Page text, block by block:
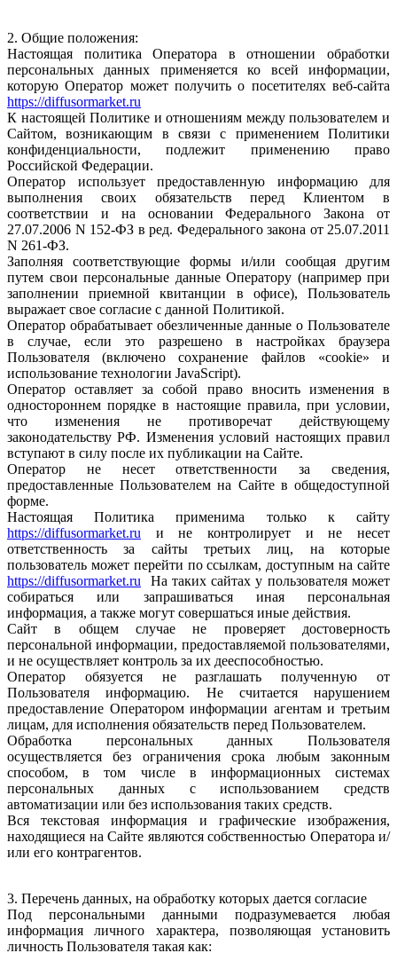
2. Общие положения:
Настоящая политика Оператора в отношении обработки
персональных данных применяется ко всей информации,
которую Оператор может получить о посетителях веб-сайта
https://diffusormarket.ru
К настоящей Политике и отношениям между пользователем и
Сайтом, возникающим в связи с применением Политики
конфиденциальности, подлежит применению право
Российской Федерации.
Оператор использует предоставленную информацию для
выполнения своих обязательств перед Клиентом в
соответствии и на основании Федерального Закона от
27.07.2006 N 152-ФЗ в ред. Федерального закона от 25.07.2011
N 261-ФЗ.
Заполняя соответствующие формы и/или сообщая другим
путем свои персональные данные Оператору (например при
заполнении приемной квитанции в офисе), Пользователь
выражает свое согласие с данной Политикой.
Оператор обрабатывает обезличенные данные о Пользователе
в случае, если это разрешено в настройках браузера
Пользователя (включено сохранение файлов «cookie» и
использование технологии JavaScript).
Оператор оставляет за собой право вносить изменения в
одностороннем порядке в настоящие правила, при условии,
что изменения не противоречат действующему
законодательству РФ. Изменения условий настоящих правил
вступают в силу после их публикации на Сайте.
Оператор не несет ответственности за сведения,
предоставленные Пользователем на Сайте в общедоступной
форме.
Настоящая Политика применима только к сайту
https://diffusormarket.ru и не контролирует и не несет
ответственность за сайты третьих лиц, на которые
пользователь может перейти по ссылкам, доступным на сайте
https://diffusormarket.ru На таких сайтах у пользователя может
собираться или запрашиваться иная персональная
информация, а также могут совершаться иные действия.
Сайт в общем случае не проверяет достоверность
персональной информации, предоставляемой пользователями,
и не осуществляет контроль за их дееспособностью.
Оператор обязуется не разглашать полученную от
Пользователя информацию. Не считается нарушением
предоставление Оператором информации агентам и третьим
лицам, для исполнения обязательств перед Пользователем.
Обработка персональных данных Пользователя
осуществляется без ограничения срока любым законным
способом, в том числе в информационных системах
персональных данных с использованием средств
автоматизации или без использования таких средств.
Вся текстовая информация и графические изображения,
находящиеся на Сайте являются собственностью Оператора и/
или его контрагентов.
3. Перечень данных, на обработку которых дается согласие
Под персональными данными подразумевается любая
информация личного характера, позволяющая установить
личность Пользователя такая как: